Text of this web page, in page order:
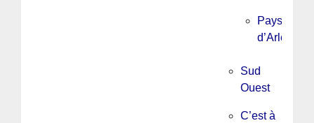
Pays
d’Arles
Sud
Ouest
C’est à